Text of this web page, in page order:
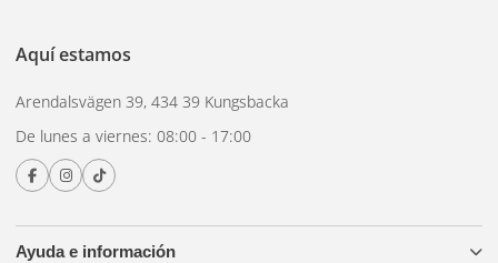
Ayuda e información
Aquí estamos
Arendalsvägen 39, 434 39 Kungsbacka
De lunes a viernes: 08:00 - 17:00